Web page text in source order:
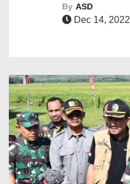
By ASD
Dec 14, 2022